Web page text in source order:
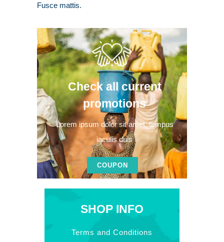
Fusce mattis.
Check all current
promotions
Lorem ipsum dolor sit amet, tempus
iaculis duis
COUPON
SHOP INFO
Terms and Conditions